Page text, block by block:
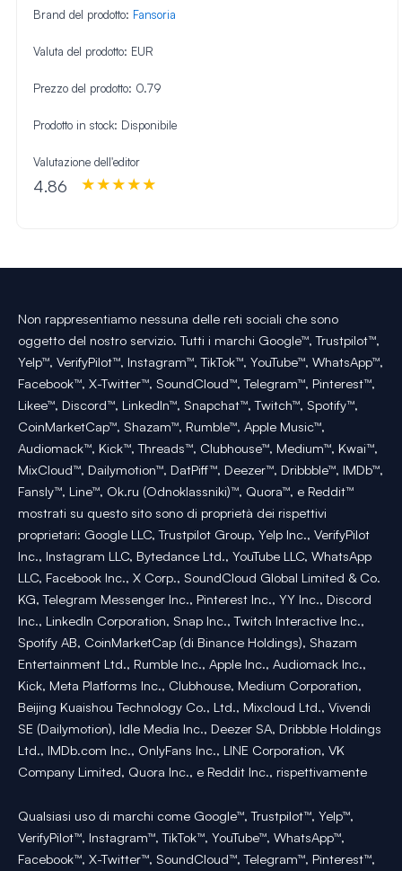
Brand del prodotto: Fansoria
Valuta del prodotto: EUR
Prezzo del prodotto: 0.79
Prodotto in stock: Disponibile
Valutazione dell'editor
4.86
Non rappresentiamo nessuna delle reti sociali che sono
oggetto del nostro servizio. Tutti i marchi Google™, Trustpilot™,
Yelp™, VerifyPilot™, Instagram™, TikTok™, YouTube™, WhatsApp™,
Facebook™, X-Twitter™, SoundCloud™, Telegram™, Pinterest™,
Likee™, Discord™, LinkedIn™, Snapchat™, Twitch™, Spotify™,
CoinMarketCap™, Shazam™, Rumble™, Apple Music™,
Audiomack™, Kick™, Threads™, Clubhouse™, Medium™, Kwai™,
MixCloud™, Dailymotion™, DatPiff™, Deezer™, Dribbble™, IMDb™,
Fansly™, Line™, Ok.ru (Odnoklassniki)™, Quora™, e Reddit™
mostrati su questo sito sono di proprietà dei rispettivi
proprietari: Google LLC, Trustpilot Group, Yelp Inc., VerifyPilot
Inc., Instagram LLC, Bytedance Ltd., YouTube LLC, WhatsApp
LLC, Facebook Inc., X Corp., SoundCloud Global Limited & Co.
KG, Telegram Messenger Inc., Pinterest Inc., YY Inc., Discord
Inc., LinkedIn Corporation, Snap Inc., Twitch Interactive Inc.,
Spotify AB, CoinMarketCap (di Binance Holdings), Shazam
Entertainment Ltd., Rumble Inc., Apple Inc., Audiomack Inc.,
Kick, Meta Platforms Inc., Clubhouse, Medium Corporation,
Beijing Kuaishou Technology Co., Ltd., Mixcloud Ltd., Vivendi
SE (Dailymotion), Idle Media Inc., Deezer SA, Dribbble Holdings
Ltd., IMDb.com Inc., OnlyFans Inc., LINE Corporation, VK
Company Limited, Quora Inc., e Reddit Inc., rispettivamente
Qualsiasi uso di marchi come Google™, Trustpilot™, Yelp™,
VerifyPilot™, Instagram™, TikTok™, YouTube™, WhatsApp™,
Facebook™, X-Twitter™, SoundCloud™, Telegram™, Pinterest™,